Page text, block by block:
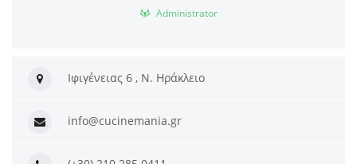
Administrator
Ιφιγένειας 6 , Ν. Ηράκλειο
info@cucinemania.gr